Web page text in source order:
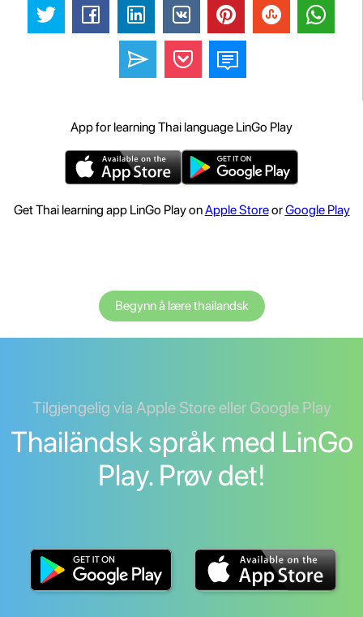
App for learning Thai language LinGo Play
Get Thai learning app LinGo Play onApple StoreorGoogle Play
Begynn å lære thailandsk
Tilgjengelig via Apple Store eller Google Play
Thailändsk språk med LinGo
Play. Prøv det!